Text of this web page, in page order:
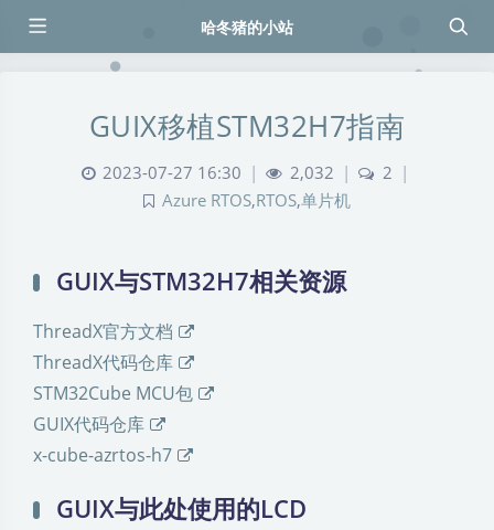
哈冬猪的小站
GUIX移植STM32H7指南
2023-07-27 16:30 | 2,032 | 2 |
Azure RTOS,RTOS,单片机
GUIX与STM32H7相关资源
ThreadX官方文档
ThreadX代码仓库
STM32Cube MCU包
GUIX代码仓库
x-cube-azrtos-h7
GUIX与此处使用的LCD